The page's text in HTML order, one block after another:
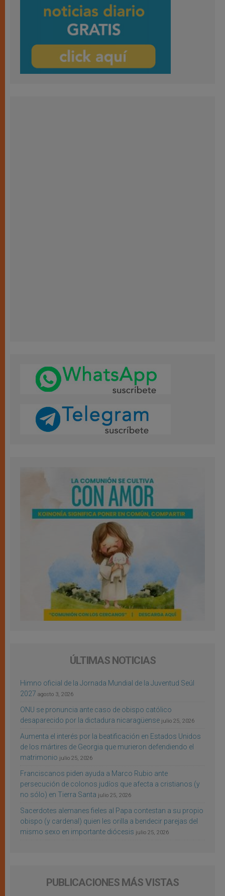
ÚLTIMAS NOTICIAS
Himno oficial de la Jornada Mundial de la Juventud Seúl
2027 agosto 3, 2026
ONU se pronuncia ante caso de obispo católico
desaparecido por la dictadura nicaragüense julio 25, 2026
Aumenta el interés por la beatificación en Estados Unidos
de los mártires de Georgia que murieron defendiendo el
matrimonio julio 25, 2026
Franciscanos piden ayuda a Marco Rubio ante
persecución de colonos judíos que afecta a cristianos (y
no sólo) en Tierra Santa julio 25, 2026
Sacerdotes alemanes fieles al Papa contestan a su propio
obispo (y cardenal) quien les orilla a bendecir parejas del
mismo sexo en importante diócesis julio 25, 2026
PUBLICACIONES MÁS VISTAS